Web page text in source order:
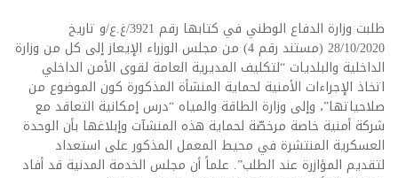
طلبت وزارة الدفاع الوطني في كتابها رقم 3921/غ.ع/و تاريخ
28/10/2020 (مستند رقم 4) من مجلس الوزراء الإيعاز إلى كل من وزارة
الداخلية والبلديات “لتكليف المديرية العامة لقوى الأمن الداخلي
اتخاذ الإجراءات الأمنية لحماية المنشأة المذكورة كون الموضوع من
صلاحياتها”، وإلى وزارة الطاقة والمياه “درس إمكانية التعاقد مع
شركة أمنية خاصة مرخصّة لحماية هذه المنشآت وإبلاغها بأن الوحدة
العسكرية المنتشرة في محيط المعمل المذكور على استعداد
لتقديم المؤازرة عند الطلب”. علماً أن مجلس الخدمة المدنية قد أفاد